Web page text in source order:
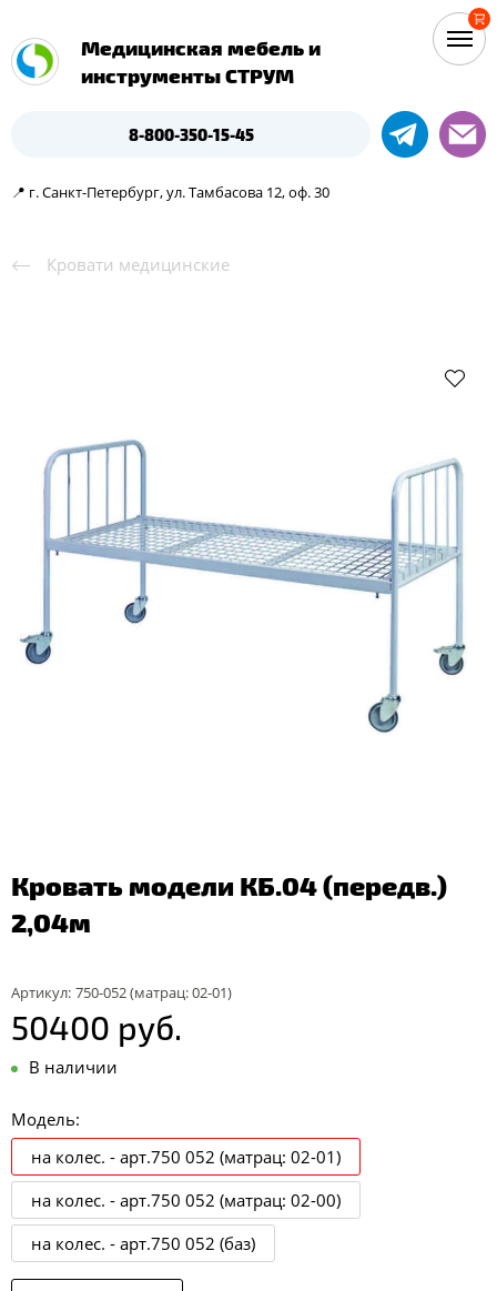
Медицинская мебель и
инструменты СТРУМ
8-800-350-15-45
📍 г. Санкт-Петербург, ул. Тамбасова 12, оф. 30
Кровати медицинские
Кровать модели КБ.04 (передв.)
2,04м
Артикул: 750-052 (матрац: 02-01)
50400 руб.
В наличии
Модель:
на колес. - арт.750 052 (матрац: 02-01)
на колес. - арт.750 052 (матрац: 02-00)
на колес. - арт.750 052 (баз)